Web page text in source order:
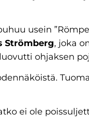
usein
Strömberg, joka
luovutti ohjaksen
ei ole